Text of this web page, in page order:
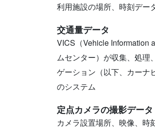
利用施設の場所、時刻デー
交通量データ
VICS（Vehicle Information
ムセンター）が収集、処理
ゲーション（以下、カーナ
のシステム
定点カメラの撮影データ
カメラ設置場所、映像、時